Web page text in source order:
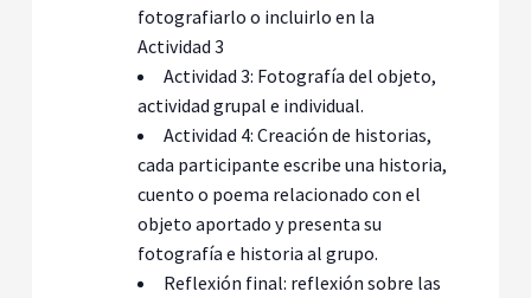
fotografiarlo o incluirlo en la
Actividad 3
Actividad 3: Fotografía del objeto,
actividad grupal e individual.
Actividad 4: Creación de historias,
cada participante escribe una historia,
cuento o poema relacionado con el
objeto aportado y presenta su
fotografía e historia al grupo.
Reflexión final: reflexión sobre las